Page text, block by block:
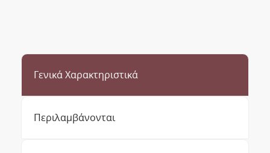
Γενικά Χαρακτηριστικά
Περιλαμβάνονται